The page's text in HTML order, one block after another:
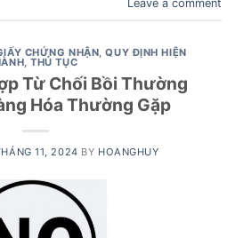
Leave a comment
CHỨNG NHẬN,QUY ĐỊNH HIỆN
,THỦ TỤC
Từ Chối Bồi Thường
Hóa Thường Gặp
11, 2024 BY HOANGHUY